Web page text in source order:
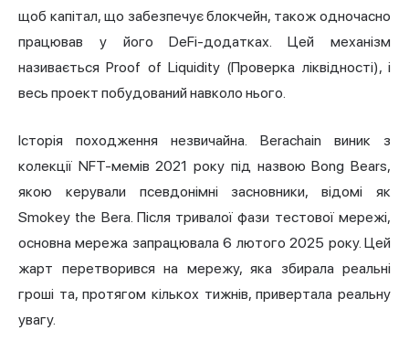
щоб капітал, що забезпечує блокчейн, також одночасно
працював у його DeFi-додатках. Цей механізм
називається Proof of Liquidity (Проверка ліквідності), і
весь проект побудований навколо нього.
Історія походження незвичайна. Berachain виник з
колекції NFT-мемів 2021 року під назвою Bong Bears,
якою керували псевдонімні засновники, відомі як
Smokey the Bera. Після тривалої фази тестової мережі,
основна мережа запрацювала 6 лютого 2025 року. Цей
жарт перетворився на мережу, яка збирала реальні
гроші та, протягом кількох тижнів, привертала реальну
увагу.